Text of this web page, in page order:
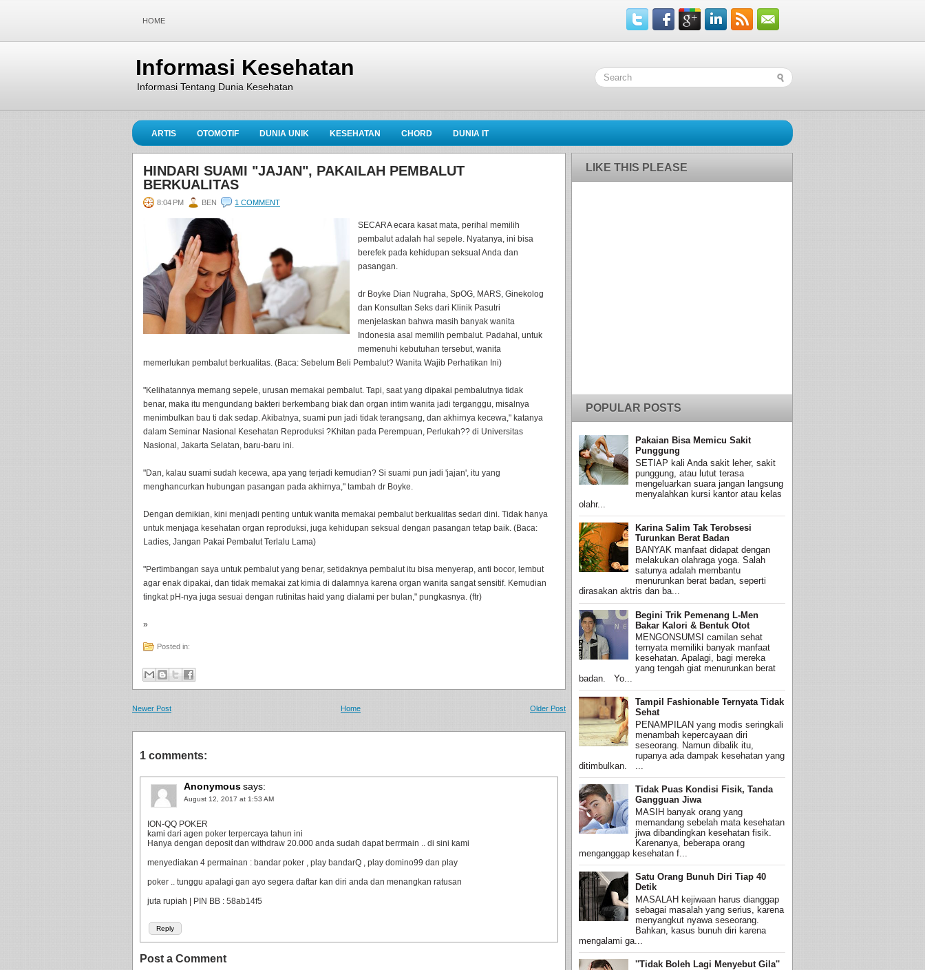
HOME
Informasi Kesehatan
Informasi Tentang Dunia Kesehatan
ARTIS OTOMOTIF DUNIA UNIK KESEHATAN CHORD DUNIA IT
HINDARI SUAMI "JAJAN", PAKAILAH PEMBALUT
BERKUALITAS
8:04 PM BEN 1 COMMENT
SECARA ecara kasat mata, perihal memilih
pembalut adalah hal sepele. Nyatanya, ini bisa
berefek pada kehidupan seksual Anda dan
pasangan.
dr Boyke Dian Nugraha, SpOG, MARS, Ginekolog
dan Konsultan Seks dari Klinik Pasutri
menjelaskan bahwa masih banyak wanita
Indonesia asal memilih pembalut. Padahal, untuk
memenuhi kebutuhan tersebut, wanita
memerlukan pembalut berkualitas. (Baca: Sebelum Beli Pembalut? Wanita Wajib Perhatikan Ini)
"Kelihatannya memang sepele, urusan memakai pembalut. Tapi, saat yang dipakai pembalutnya tidak
benar, maka itu mengundang bakteri berkembang biak dan organ intim wanita jadi terganggu, misalnya
menimbulkan bau ti dak sedap. Akibatnya, suami pun jadi tidak terangsang, dan akhirnya kecewa," katanya
dalam Seminar Nasional Kesehatan Reproduksi ?Khitan pada Perempuan, Perlukah?? di Universitas
Nasional, Jakarta Selatan, baru-baru ini.
"Dan, kalau suami sudah kecewa, apa yang terjadi kemudian? Si suami pun jadi 'jajan', itu yang
menghancurkan hubungan pasangan pada akhirnya," tambah dr Boyke.
Dengan demikian, kini menjadi penting untuk wanita memakai pembalut berkualitas sedari dini. Tidak hanya
untuk menjaga kesehatan organ reproduksi, juga kehidupan seksual dengan pasangan tetap baik. (Baca:
Ladies, Jangan Pakai Pembalut Terlalu Lama)
"Pertimbangan saya untuk pembalut yang benar, setidaknya pembalut itu bisa menyerap, anti bocor, lembut
agar enak dipakai, dan tidak memakai zat kimia di dalamnya karena organ wanita sangat sensitif. Kemudian
tingkat pH-nya juga sesuai dengan rutinitas haid yang dialami per bulan," pungkasnya. (ftr)
»
Posted in:
Newer Post Older Post
Home
1 comments:
Anonymoussays:
August 12, 2017 at 1:53 AM
Reply
ION-QQ POKER
kami dari agen poker terpercaya tahun ini
Hanya dengan deposit dan withdraw 20.000 anda sudah dapat berrmain .. di sini kami
menyediakan 4 permainan : bandar poker , play bandarQ , play domino99 dan play
poker .. tunggu apalagi gan ayo segera daftar kan diri anda dan menangkan ratusan
juta rupiah | PIN BB : 58ab14f5
Post a Comment
LIKE THIS PLEASE
POPULAR POSTS
Pakaian Bisa Memicu Sakit
Punggung
SETIAP kali Anda sakit leher, sakit
punggung, atau lutut terasa
mengeluarkan suara jangan langsung
menyalahkan kursi kantor atau kelas
olahr...
Karina Salim Tak Terobsesi
Turunkan Berat Badan
BANYAK manfaat didapat dengan
melakukan olahraga yoga. Salah
satunya adalah membantu
menurunkan berat badan, seperti
dirasakan aktris dan ba...
Begini Trik Pemenang L-Men
Bakar Kalori & Bentuk Otot
MENGONSUMSI camilan sehat
ternyata memiliki banyak manfaat
kesehatan. Apalagi, bagi mereka
yang tengah giat menurunkan berat
badan. Yo...
Tampil Fashionable Ternyata Tidak
Sehat
PENAMPILAN yang modis seringkali
menambah kepercayaan diri
seseorang. Namun dibalik itu,
rupanya ada dampak kesehatan yang
ditimbulkan. ...
Tidak Puas Kondisi Fisik, Tanda
Gangguan Jiwa
MASIH banyak orang yang
memandang sebelah mata kesehatan
jiwa dibandingkan kesehatan fisik.
Karenanya, beberapa orang
menganggap kesehatan f...
Satu Orang Bunuh Diri Tiap 40
Detik
MASALAH kejiwaan harus dianggap
sebagai masalah yang serius, karena
menyangkut nyawa seseorang.
Bahkan, kasus bunuh diri karena
mengalami ga...
''Tidak Boleh Lagi Menyebut Gila''